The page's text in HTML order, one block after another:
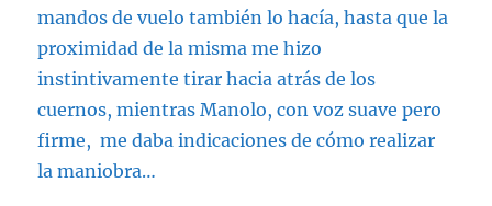
mandos de vuelo también lo hacía, hasta que la
proximidad de la misma me hizo
instintivamente tirar hacia atrás de los
cuernos, mientras Manolo, con voz suave pero
firme, me daba indicaciones de cómo realizar
la maniobra…